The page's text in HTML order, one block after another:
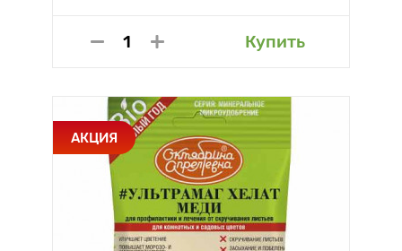
Купить
АКЦИЯ